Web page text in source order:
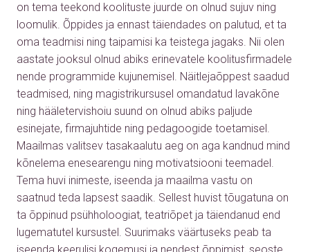
on tema teekond koolituste juurde on olnud sujuv ning
loomulik. Õppides ja ennast täiendades on palutud, et ta
oma teadmisi ning taipamisi ka teistega jagaks. Nii olen
aastate jooksul olnud abiks erinevatele koolitusfirmadele
nende programmide kujunemisel. Näitlejaõppest saadud
teadmised, ning magistrikursusel omandatud lavakõne
ning hääletervishoiu suund on olnud abiks paljude
esinejate, firmajuhtide ning pedagoogide toetamisel.
Maailmas valitsev tasakaalutu aeg on aga kandnud mind
kõnelema enesearengu ning motivatsiooni teemadel.
Tema huvi inimeste, iseenda ja maailma vastu on
saatnud teda lapsest saadik. Sellest huvist tõugatuna on
ta õppinud psühholoogiat, teatriõpet ja täiendanud end
lugematutel kursustel. Suurimaks väärtuseks peab ta